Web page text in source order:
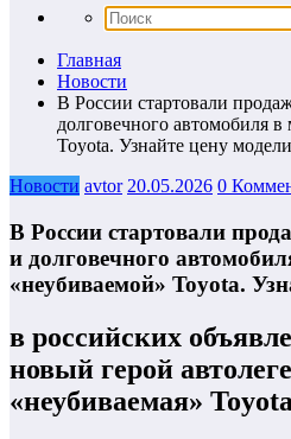
Главная
Новости
В России стартовали
долговечного автомобиля
Toyota. Узнайте цену
Новости avtor 20.05.2026 0
В России стартовали
и долговечного
«неубиваемой» Toyota.
в российских
новый герой
«неубиваемая» Toyota